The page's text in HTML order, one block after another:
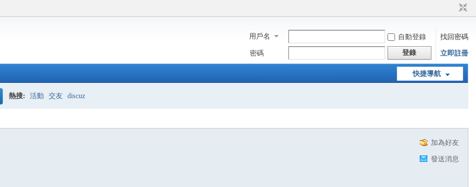
用戶名 自動登錄
找回密碼
密碼
登錄 立即註冊
快捷導航
熱搜: 活動 交友 discuz
加為好友
發送消息